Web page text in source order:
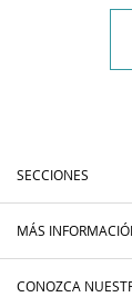
SECCIONES
MÁS
CONOZCA